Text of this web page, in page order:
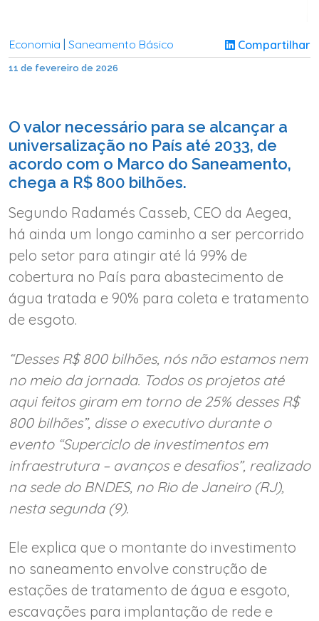
Economia Saneamento Básico Compartilhar
11 de fevereiro de 2026
O valor necessário para se alcançar a
universalização no País até 2033, de
acordo com o Marco do Saneamento,
chega a R$ 800 bilhões.
Segundo Radamés Casseb, CEO da Aegea,
há ainda um longo caminho a ser percorrido
pelo setor para atingir até lá 99% de
cobertura no País para abastecimento de
água tratada e 90% para coleta e tratamento
de esgoto.
“Desses R$ 800 bilhões, nós não estamos nem
no meio da jornada. Todos os projetos até
aqui feitos giram em torno de 25% desses R$
800 bilhões”, disse o executivo durante o
evento “Superciclo de investimentos em
infraestrutura – avanços e desafios”, realizado
na sede do BNDES, no Rio de Janeiro (RJ),
nesta segunda (9).
Ele explica que o montante do investimento
no saneamento envolve construção de
estações de tratamento de água e esgoto,
escavações para implantação de rede e